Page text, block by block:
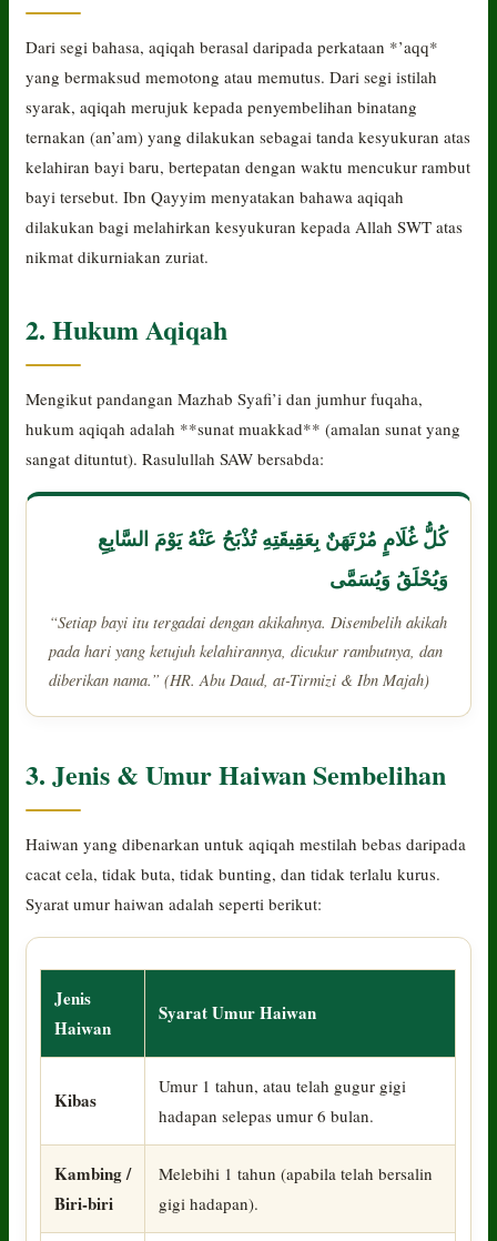
Dari segi bahasa, aqiqah berasal daripada perkataan *’aqq*
yang bermaksud memotong atau memutus. Dari segi istilah
syarak, aqiqah merujuk kepada penyembelihan binatang
ternakan (an’am) yang dilakukan sebagai tanda kesyukuran atas
kelahiran bayi baru, bertepatan dengan waktu mencukur rambut
bayi tersebut. Ibn Qayyim menyatakan bahawa aqiqah
dilakukan bagi melahirkan kesyukuran kepada Allah SWT atas
nikmat dikurniakan zuriat.
2. Hukum Aqiqah
Mengikut pandangan Mazhab Syafi’i dan jumhur fuqaha,
hukum aqiqah adalah **sunat muakkad** (amalan sunat yang
sangat dituntut). Rasulullah SAW bersabda:
كُلُّ غُلَامٍ مُرْتَهَنٌ بِعَقِيقَتِهِ تُذْبَحُ عَنْهُ يَوْمَ السَّابِعِ
وَيُحْلَقُ وَيُسَمَّى
“Setiap bayi itu tergadai dengan akikahnya. Disembelih akikah
pada hari yang ketujuh kelahirannya, dicukur rambutnya, dan
diberikan nama.” (HR. Abu Daud, at-Tirmizi & Ibn Majah)
3. Jenis & Umur Haiwan Sembelihan
Haiwan yang dibenarkan untuk aqiqah mestilah bebas daripada
cacat cela, tidak buta, tidak bunting, dan tidak terlalu kurus.
Syarat umur haiwan adalah seperti berikut:
Jenis
Haiwan
Syarat Umur Haiwan
Kibas
Umur 1 tahun, atau telah gugur gigi
hadapan selepas umur 6 bulan.
Kambing /
Biri-biri
Melebihi 1 tahun (apabila telah bersalin
gigi hadapan).